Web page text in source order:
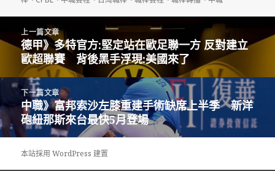
章
上一篇文章
上
一
篇
文
章:
德甲》多特官方:堅定站在歐足聯一方 反對建立
歐超聯賽 背後黑手浮現:美國來了
下一篇文章
下
一
篇
文
中職》富邦索沙左膝重建手術缺席上半季 新洋
砲紐那斯來台最快5月登場
本站採用 WordPress 建置